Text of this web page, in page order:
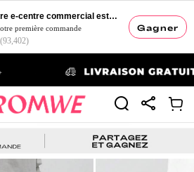
Gagner
ROMWE - Votre e-centre commercial esthétique
première commande
(93,402)